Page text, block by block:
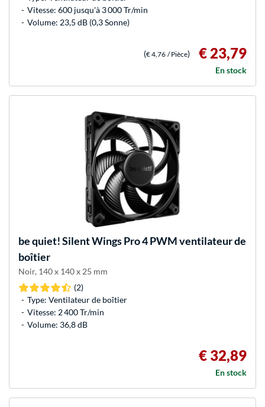
Vitesse: 600 jusqu'à 3 000 Tr/min
Volume: 23,5 dB (0,3 Sonne)
(€ 4,76 / Pièce) € 23,79
En stock
be quiet!Silent Wings Pro 4 PWM ventilateur de
boîtier
Noir, 140 x 140 x 25 mm
(2)
Type: Ventilateur de boîtier
Vitesse: 2 400 Tr/min
Volume: 36,8 dB
€ 32,89
En stock